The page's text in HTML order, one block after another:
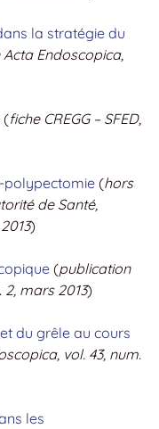
la stratégie du
Endoscopica,
(fiche CREGG – SFED,
polypectomie(hors
de Santé,
)
(publication
2, mars 2013)
du grêle au cours
vol. 43, num.
les